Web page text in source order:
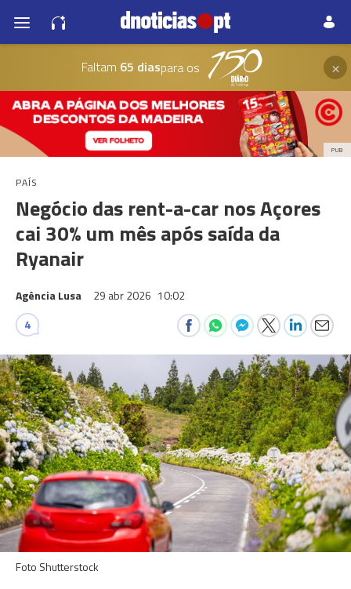
Faltam 65 diaspara os ×
PUB
PAÍS
Negócio das rent-a-car nos Açores
cai 30% um mês após saída da
Ryanair
Agência Lusa 29 abr 2026 10:02
4
Foto Shutterstock